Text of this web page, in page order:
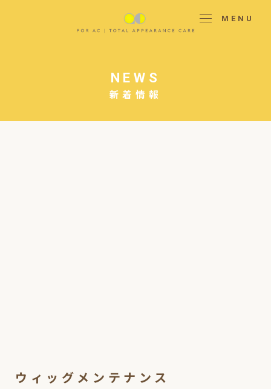
MENU
新着情報
NEWS
ウィッグメンテナンス